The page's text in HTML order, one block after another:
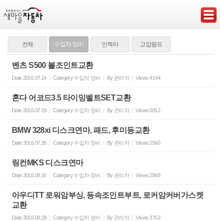
전체 수입차 정비 인젝터 고압펌프
벤츠 S500 볼조인트교환
Date2016.07.14 Category 수입차 정비 By 관리자 Views 4144
혼다 어코드3.5 타이밍벨트SET교환
Date2016.07.19 Category 수입차 정비 By 관리자 Views 6812
BMW 328xi 디스크연마, 패드, 후미등교환
Date2016.07.26 Category 수입차 정비 By 관리자 Views 2560
링컨MKS 디스크연마
Date2016.08.16 Category 수입차 정비 By 관리자 Views 2568
아우디TT 로워암부싱, 등속조인트부트, 로커암커버가스켓
교환
Date2016.08.29 Category 수입차 정비 By 관리자 Views 3753
Sketchbook5, 스케치북5
Sketchbook5, 스케치북5